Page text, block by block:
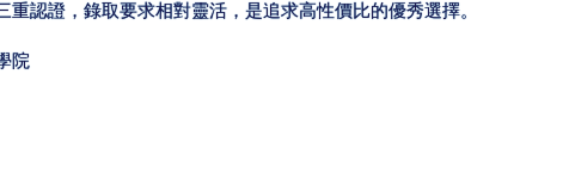
重認證，錄取要求相對靈活，是追求高性價比的優秀選擇。
院